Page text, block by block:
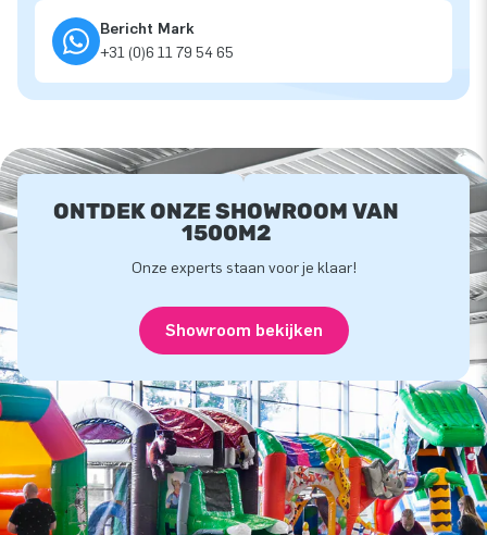
Bericht Mark
+31 (0)6 11 79 54 65
ONTDEK ONZE SHOWROOM VAN
1500M2
Onze experts staan voor je klaar!
Showroom bekijken